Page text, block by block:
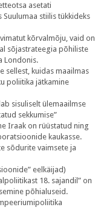
asetati
stiilis tükkideks
kõrvalmõju, vaid on
sõjastrateegia põhiliste
Londonis.
sellest, kuidas maailmas
poliitika jätkamine
sisuliselt ülemaailmse
sekkumise”
Iraak on rüüstatud ning
kaukasse.
sõdurite vaimsete ja
eelkäijad)
18. sajandil” on
põhialuseid.